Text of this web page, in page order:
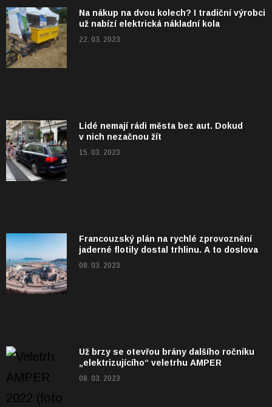
Na nákup na dvou kolech? I tradiční výrobci
už nabízí elektrická nákladní kola
22. 03. 2023
Lidé nemají rádi města bez aut. Dokud
v nich nezačnou žít
15. 03. 2023
Francouzský plán na rychlé zprovoznění
jaderné flotily dostal trhlinu. A to doslova
08. 03. 2023
Už brzy se otevřou brány dalšího ročníku
„elektrizujícího“ veletrhu AMPER
08. 03. 2023